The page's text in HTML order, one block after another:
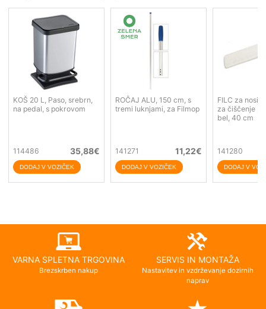
KOŠ 20 L, Paso, srebrn,
na pedal, s pokrovom
114486 35,88€
ROČAJ ALU, 150 cm, s
tremi luknjami, za Filmop
141271 11,22€
FILC za
za čiščenje
bel, 40 cm
141280
VARNA SPLETNA TRGOVINA
Brezskrben nakup
SERVIS IN MONTAŽA
Nastavitev in vzdrževanje dozirnih
naprav